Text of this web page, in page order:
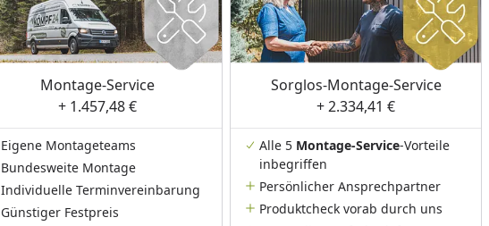
Montage-Service
+ 1.457,48 €
Eigene Montageteams
Bundesweite Montage
Individuelle Terminvereinbarung
Günstiger Festpreis
Sorglos-Montage-Service
+ 2.334,41 €
Alle 5 Montage-Service-Vorteile
inbegriffen
Persönlicher Ansprechpartner
Produktcheck vorab durch uns